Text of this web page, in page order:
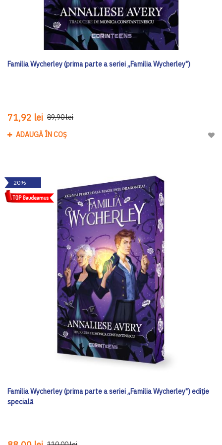
Familia Wycherley (prima parte a seriei „Familia Wycherley")
71,92 lei 89,90 lei
ADAUGĂ ÎN COȘ
-20%
Familia Wycherley (prima parte a seriei „Familia Wycherley") ediţie
specială